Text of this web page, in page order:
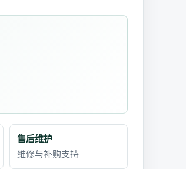
售后维护
维修与补购支持